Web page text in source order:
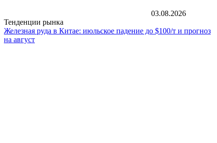
03.08.2026
Тенденции рынка
Железная руда в Китае: июльское падение до $100/т и прогноз
на август